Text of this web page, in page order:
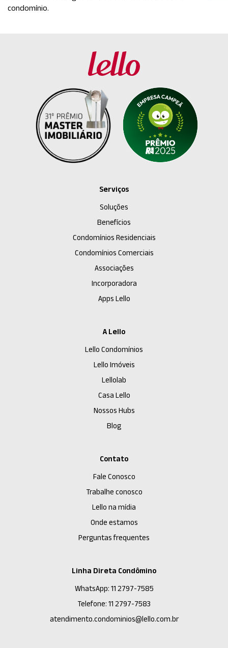
condomínio.
Serviços
Soluções
Benefícios
Condomínios Residenciais
Condomínios Comerciais
Associações
Incorporadora
Apps Lello
A Lello
Lello Condomínios
Lello Imóveis
Lellolab
Casa Lello
Nossos Hubs
Blog
Contato
Fale Conosco
Trabalhe conosco
Lello na mídia
Onde estamos
Perguntas frequentes
Linha Direta Condômino
WhatsApp: 11 2797-7585
Telefone: 11 2797-7583
atendimento.condominios@lello.com.br